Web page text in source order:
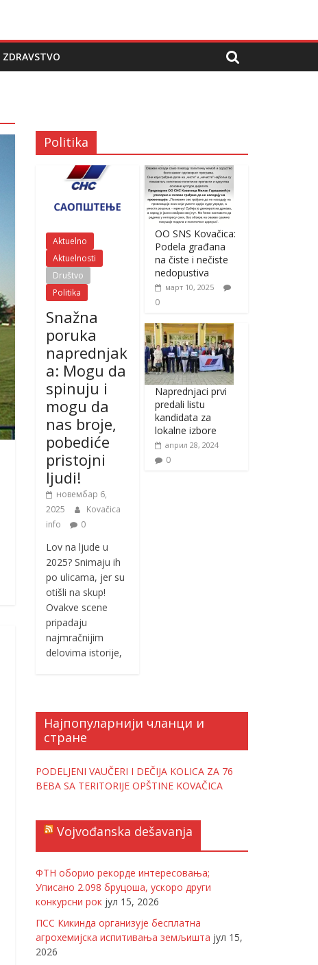
ZDRAVSTVO
Politika
Aktuelno
Aktuelnosti
Društvo
Politika
Snažna
poruka
naprednjak
a: Mogu da
spinuju i
mogu da
nas broje,
pobediće
pristojni
ljudi!
новембар 6,
2025
Kovačica
info
0
Lov na ljude u
2025? Snimaju ih
po ulicama, jer su
otišli na skup!
Ovakve scene
pripadaju
najmračnijim
delovima istorije,
OO SNS Kovačica:
Podela građana
na čiste i nečiste
nedopustiva
март 10, 2025
0
Naprednjaci prvi
predali listu
kandidata za
lokalne izbore
април 28, 2024
0
Најпопуларнији чланци и
стране
PODELJENI VAUČERI I DEČIJA KOLICA ZA 76
BEBA SA TERITORIJE OPŠTINE KOVAČICA
Vojvođanska dešavanja
ФТН оборио рекорде интересовања;
Уписано 2.098 бруцоша, ускоро други
конкурсни рок јул 15, 2026
ПСС Кикинда организује бесплатна
агрохемијска испитивања земљишта јул 15,
2026